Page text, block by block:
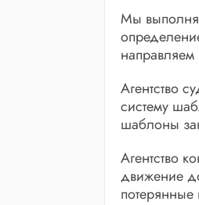
Мы
Агентство
систему
шаблоны
Агентство
движение
потерянные